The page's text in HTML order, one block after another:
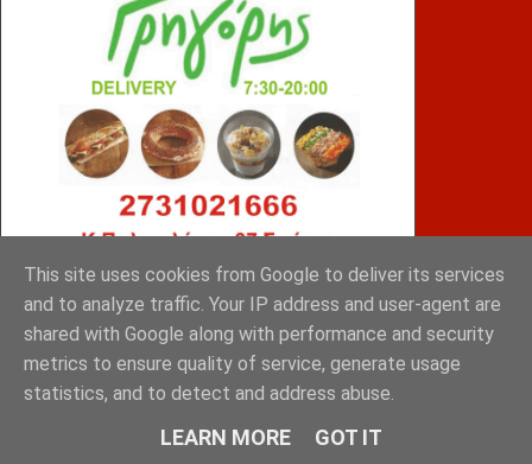
ΤΣΙΠΟΥΡΑΣ
This site uses cookies from Google to deliver its services
and to analyze traffic. Your IP address and user-agent are
shared with Google along with performance and security
metrics to ensure quality of service, generate usage
statistics, and to detect and address abuse.
LEARN MORE GOT IT